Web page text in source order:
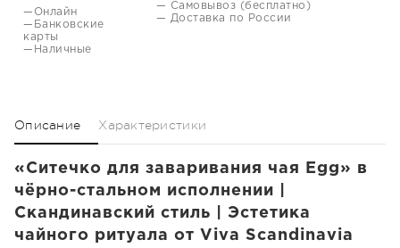
—Онлайн
—Банковские
карты
—Наличные
— Самовывоз (бесплатно)
— Доставка по России
Описание Характеристики
«Ситечко для заваривания чая Egg» в
чёрно-стальном исполнении |
Скандинавский стиль | Эстетика
чайного ритуала от Viva Scandinavia